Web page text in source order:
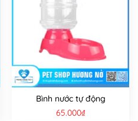
Bình nước tự động
65.000₫